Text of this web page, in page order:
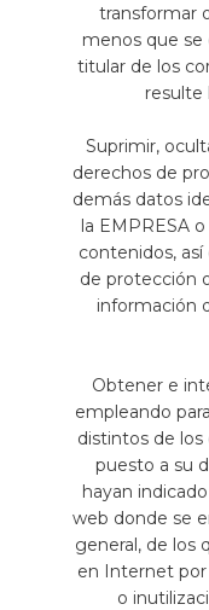
transformar
menos que se
titular de los
resulte
Suprimir,
derechos de
demás datos
la EMPRESA
contenidos,
de protección
información
Obtener e
empleando
distintos de los
puesto a su
hayan
web donde se
general, de los
en Internet por
o